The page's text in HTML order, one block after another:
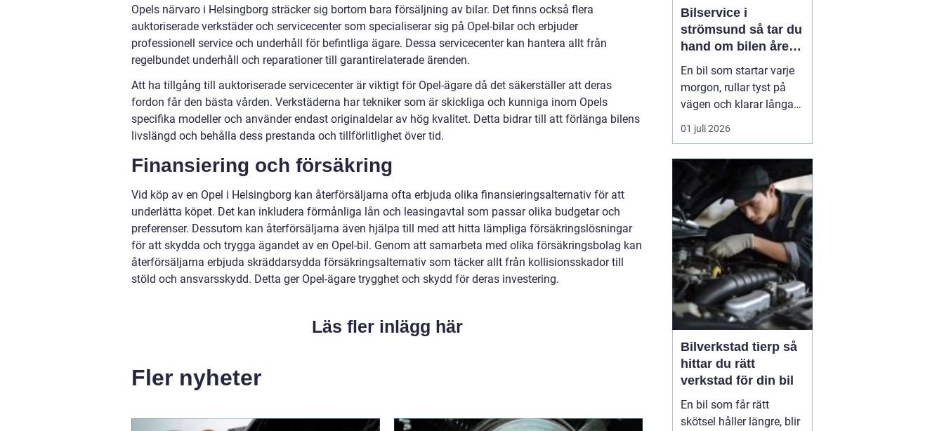
Opels närvaro i Helsingborg sträcker sig bortom bara försäljning av bilar. Det finns också flera
auktoriserade verkstäder och servicecenter som specialiserar sig på Opel-bilar och erbjuder
professionell service och underhåll för befintliga ägare. Dessa servicecenter kan hantera allt från
regelbundet underhåll och reparationer till garantirelaterade ärenden.
Att ha tillgång till auktoriserade servicecenter är viktigt för Opel-ägare då det säkerställer att deras
fordon får den bästa vården. Verkstäderna har tekniker som är skickliga och kunniga inom Opels
specifika modeller och använder endast originaldelar av hög kvalitet. Detta bidrar till att förlänga bilens
livslängd och behålla dess prestanda och tillförlitlighet över tid.
Finansiering och försäkring
Vid köp av en Opel i Helsingborg kan återförsäljarna ofta erbjuda olika finansieringsalternativ för att
underlätta köpet. Det kan inkludera förmånliga lån och leasingavtal som passar olika budgetar och
preferenser. Dessutom kan återförsäljarna även hjälpa till med att hitta lämpliga försäkringslösningar
för att skydda och trygga ägandet av en Opel-bil. Genom att samarbeta med olika försäkringsbolag kan
återförsäljarna erbjuda skräddarsydda försäkringsalternativ som täcker allt från kollisionsskador till
stöld och ansvarsskydd. Detta ger Opel-ägare trygghet och skydd för deras investering.
Läs fler inlägg här
Fler nyheter
Bilservice i
strömsund så tar du
hand om bilen året
runt
En bil som startar varje
morgon, rullar tyst på
vägen och klarar långa
sträckor utan problem är
ingen slump. Bakom en
finns planerad service,
genomtänkta val och en
verkstad som kan sin
sak. För den som bor i
eller kring Ströms...
01 juli 2026
Bilverkstad tierp så
hittar du rätt
verkstad för din bil
En bil som får rätt
skötsel håller längre, blir